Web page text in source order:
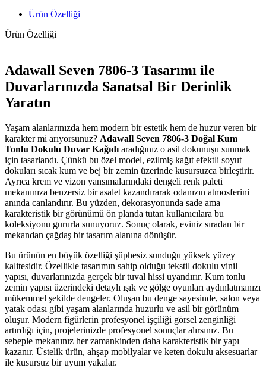
Ürün Özelliği
Ürün Özelliği
Adawall Seven 7806-3 Tasarımı ile
Duvarlarınızda Sanatsal Bir Derinlik
Yaratın
Yaşam alanlarınızda hem modern bir estetik hem de huzur veren bir
karakter mi arıyorsunuz? Adawall Seven 7806-3 Doğal Kum
Tonlu Dokulu Duvar Kağıdı aradığınız o asil dokunuşu sunmak
için tasarlandı. Çünkü bu özel model, ezilmiş kağıt efektli soyut
dokuları sıcak kum ve bej bir zemin üzerinde kusursuzca birleştirir.
Ayrıca krem ve vizon yansımalarındaki dengeli renk paleti
mekanınıza benzersiz bir asalet kazandırarak odanızın atmosferini
anında canlandırır. Bu yüzden, dekorasyonunda sade ama
karakteristik bir görünümü ön planda tutan kullanıcılara bu
koleksiyonu gururla sunuyoruz. Sonuç olarak, eviniz sıradan bir
mekandan çağdaş bir tasarım alanına dönüşür.
Bu ürünün en büyük özelliği şüphesiz sunduğu yüksek yüzey
kalitesidir. Özellikle tasarımın sahip olduğu tekstil dokulu vinil
yapısı, duvarlarınızda gerçek bir tuval hissi uyandırır. Kum tonlu
zemin yapısı üzerindeki detaylı ışık ve gölge oyunları aydınlatmanızı
mükemmel şekilde dengeler. Oluşan bu denge sayesinde, salon veya
yatak odası gibi yaşam alanlarında huzurlu ve asil bir görünüm
oluşur. Modern figürlerin profesyonel işçiliği görsel zenginliği
artırdığı için, projelerinizde profesyonel sonuçlar alırsınız. Bu
sebeple mekanınız her zamankinden daha karakteristik bir yapı
kazanır. Üstelik ürün, ahşap mobilyalar ve keten dokulu aksesuarlar
ile kusursuz bir uyum yakalar.